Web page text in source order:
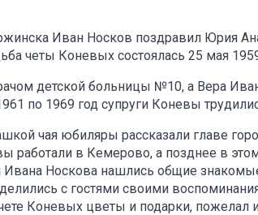
Иван Носков поздравил Юрия
четы Коневых состоялась 25 мая
детской больницы №10, а Вера
по 1969 год супруги Коневы
чая юбиляры рассказали главе
работали в Кемерово, а позднее в
Носкова нашлись общие
с гостями своими
Коневых цветы и подарки, пожелал